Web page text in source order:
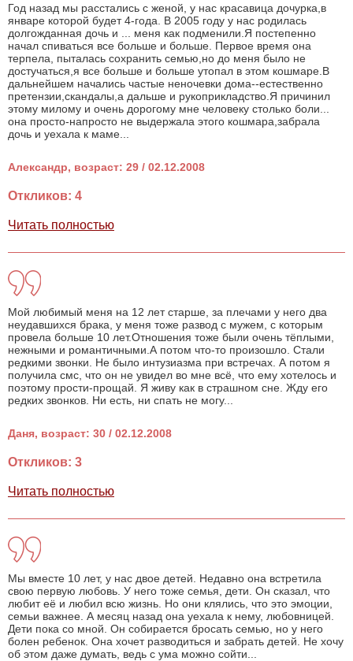
Год назад мы расстались с женой, у нас красавица дочурка,в
январе которой будет 4-года. В 2005 году у нас родилась
долгожданная дочь и ... меня как подменили.Я постепенно
начал спиваться все больше и больше. Первое время она
терпела, пыталась сохранить семью,но до меня было не
достучаться,я все больше и больше утопал в этом кошмаре.В
дальнейшем начались частые неночевки дома--естественно
претензии,скандалы,а дальше и рукоприкладство.Я причинил
этому милому и очень дорогому мне человеку столько боли...
она просто-напросто не выдержала этого кошмара,забрала
дочь и уехала к маме...
Александр, возраст: 29 / 02.12.2008
Откликов: 4
Читать полностью
Мой любимый меня на 12 лет старше, за плечами у него два
неудавшихся брака, у меня тоже развод с мужем, с которым
провела больше 10 лет.Отношения тоже были очень тёплыми,
нежными и романтичными.А потом что-то произошло. Стали
редкими звонки. Не было интузиазма при встречах. А потом я
получила смс, что он не увидел во мне всё, что ему хотелось и
поэтому прости-прощай. Я живу как в страшном сне. Жду его
редких звонков. Ни есть, ни спать не могу...
Даня, возраст: 30 / 02.12.2008
Откликов: 3
Читать полностью
Мы вместе 10 лет, у нас двое детей. Недавно она встретила
свою первую любовь. У него тоже семья, дети. Он сказал, что
любит её и любил всю жизнь. Но они клялись, что это эмоции,
семьи важнее. А месяц назад она уехала к нему, любовницей.
Дети пока со мной. Он собирается бросать семью, но у него
болен ребенок. Она хочет разводиться и забрать детей. Не хочу
об этом даже думать, ведь с ума можно сойти...